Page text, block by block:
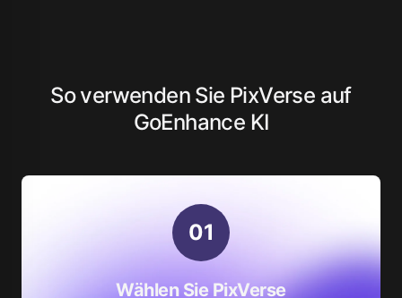
So verwenden Sie PixVerse auf
GoEnhance KI
01
Wählen Sie PixVerse